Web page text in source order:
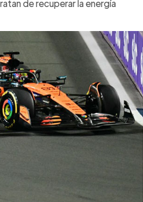
de recuperar la energía